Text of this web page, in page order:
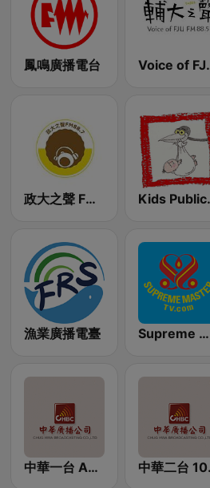
鳳鳴廣播電台
政大之聲 FM88.7 Kids
漁業廣播電臺 Supreme Master Television
中華一台 AM1350 中